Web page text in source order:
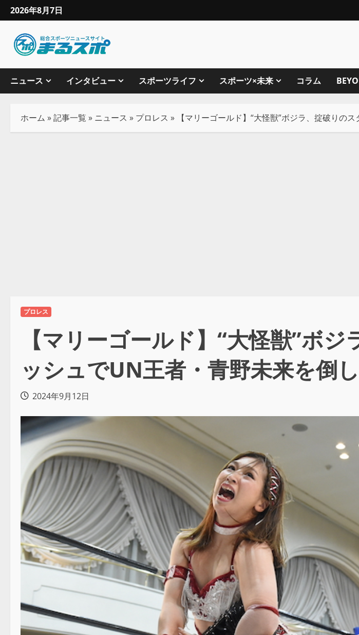
2026年8月7日
ニュース インタビュー スポーツライフ スポーツ×未来 コラム
ホーム »記事一覧 » ニュース » プロレス » 【マリーゴールド】“大怪獣”ボジラ、掟破りの
プロレス
【マリーゴールド】“大怪獣”ボ
ッシュでUN王者・青野未来を倒
2024年9月12日